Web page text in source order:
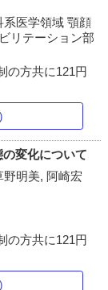
系医学領域 顎顔
リテーション部
の方共に121円
変化について
明美, 阿崎宏
の方共に121円